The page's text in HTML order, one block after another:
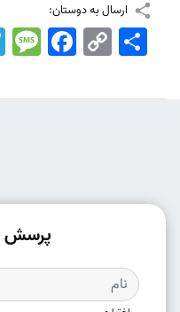
ارسال به دوستان:
Facebook Copy
Link
اشتراک
پرسش